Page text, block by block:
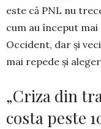
este că PNL nu
cum au început
Occident, dar și
mai repede și
„Criza din
costa peste